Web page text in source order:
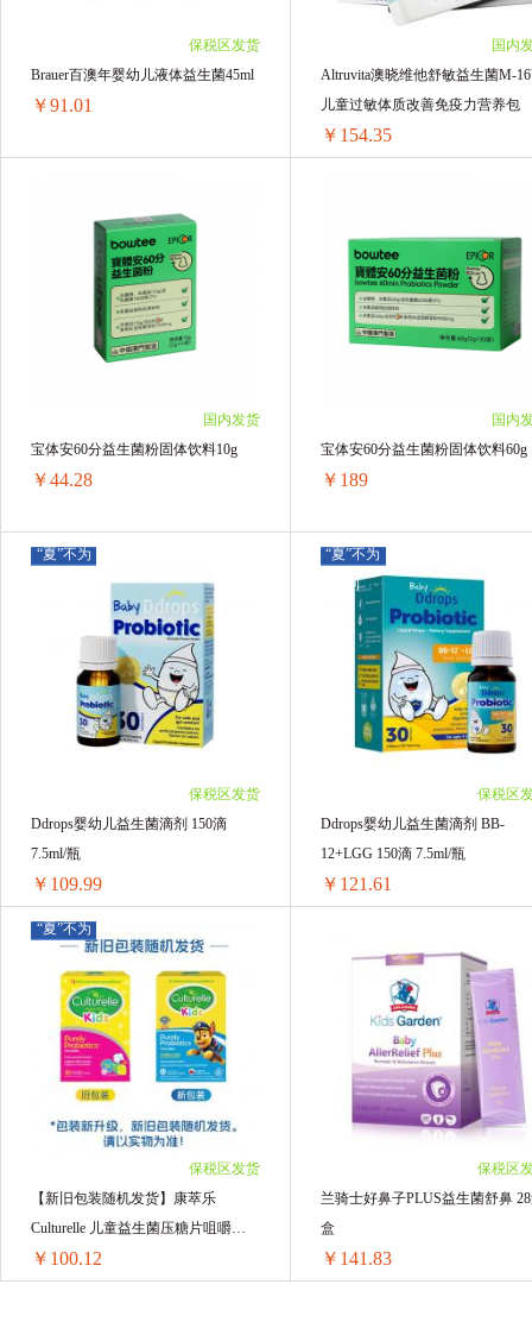
保税区发货
Brauer百澳年婴幼儿液体益生菌45ml
￥91.01
Brauer百澳年婴幼儿液体益生菌45ml
1盒 ￥94.64(￥94.64/单盒)
2盒 ￥182.02(￥91.01/单盒)
3盒 ￥273.03(￥91.01/单盒)
4盒 ￥364.04(￥91.01/单盒)
国内
Altruvita澳晓维他舒敏益生菌M-
儿童过敏体质改善免疫力营养包
￥154.35
1盒 ￥157.5(￥157.5/单盒)
2盒 ￥308.7(￥154.35/单盒)
国内发货
宝体安60分益生菌粉固体饮料10g
￥44.28
宝体安60分益生菌粉固体饮料10g
1盒 ￥48.6(￥48.6/单盒)
2盒 ￥92.88(￥46.44/单盒)
3盒 ￥137.7(￥45.9/单盒)
4盒 ￥181.44(￥45.36/单盒)
6盒 ￥265.68(￥44.28/单盒)
国内
宝体安60分益生菌粉固体饮料60g
￥189
宝体安60分益生菌粉固体饮料60g
1盒 ￥194.4(￥194.4/单盒)
2盒 ￥384.48(￥192.24/单盒)
3盒 ￥573.48(￥191.16/单盒)
4盒 ￥760.32(￥190.08/单盒)
6盒 ￥1134(￥189/单盒)
“夏”不为
保税区发货
Ddrops婴幼儿益生菌滴剂 150滴
7.5ml/瓶
￥109.99
1瓶 ￥113.87(￥113.87/单瓶)
2瓶 ￥221.94(￥110.97/单瓶)
3瓶 ￥329.97(￥109.99/单瓶)
“夏”不为
利
保税区
Ddrops婴幼儿益生菌滴剂 BB-
12+LGG 150滴 7.5ml/瓶
￥121.61
1瓶 ￥125.49(￥125.49/单瓶)
2瓶 ￥245.16(￥122.58/单瓶)
3瓶 ￥364.83(￥121.61/单瓶)
“夏”不为
保税区发货
【新旧包装随机发货】康萃乐
Culturelle 儿童益生菌压糖片咀嚼片
30粒
￥100.12
保税区
兰骑士好鼻子PLUS益生菌舒鼻
盒
￥141.83